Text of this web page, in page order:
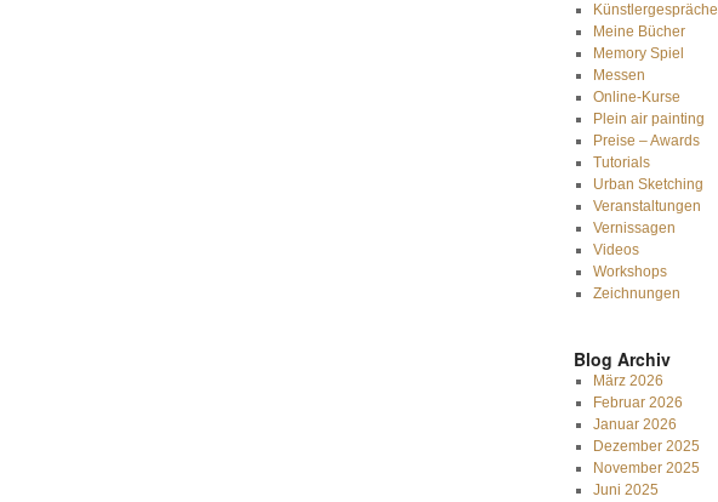
Künstlergespräche
Meine Bücher
Memory Spiel
Messen
Online-Kurse
Plein air painting
Preise – Awards
Tutorials
Urban Sketching
Veranstaltungen
Vernissagen
Videos
Workshops
Zeichnungen
Blog Archiv
März 2026
Februar 2026
Januar 2026
Dezember 2025
November 2025
Juni 2025